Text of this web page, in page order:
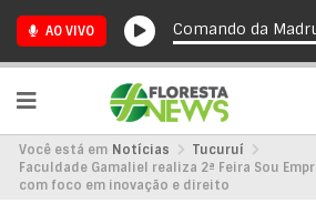
AO VIVO Comando da
Você está em Notícias
Tucuruí
Faculdade Gamaliel realiza 2ª Feira Sou
com foco em inovação e direito